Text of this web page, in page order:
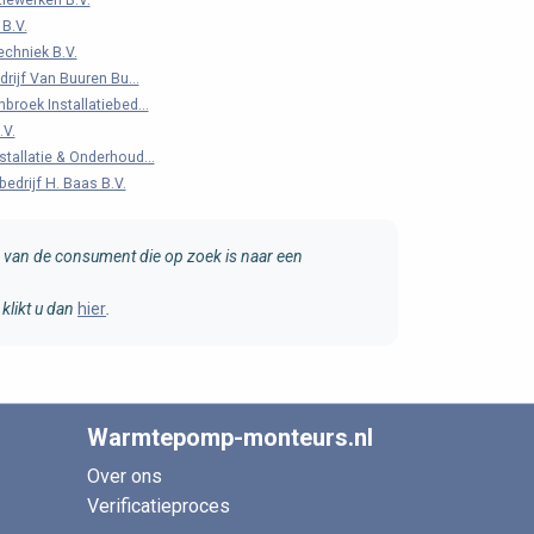
B.V.
Van Buuren Bu...
Installatiebed...
& Onderhoud...
H. Baas B.V.
de consument die op zoek is naar een
u dan hier
Warmtepomp-monteurs.nl
Over ons
Verificatieproces